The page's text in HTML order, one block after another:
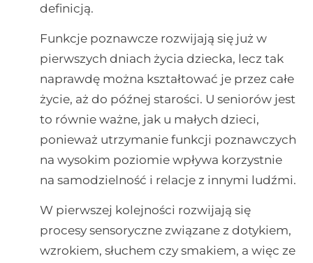
definicją.
Funkcje poznawcze rozwijają się już w
pierwszych dniach życia dziecka, lecz tak
naprawdę można kształtować je przez całe
życie, aż do późnej starości. U seniorów jest
to równie ważne, jak u małych dzieci,
ponieważ utrzymanie funkcji poznawczych
na wysokim poziomie wpływa korzystnie
na samodzielność i relacje z innymi ludźmi.
W pierwszej kolejności rozwijają się
procesy sensoryczne związane z dotykiem,
wzrokiem, słuchem czy smakiem, a więc ze